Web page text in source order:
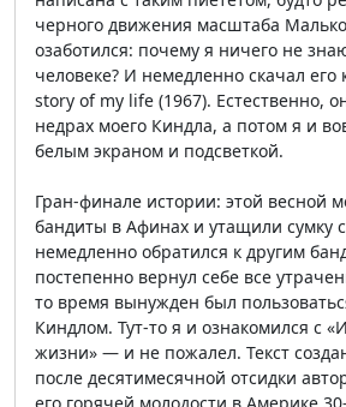
черного движения масштаба
озаботился: почему я ничего не
человеке? И немедленно скачал его
story of my life (1967). Естественно,
недрах моего Киндла, а потом я и
белым экраном и подсветкой.
Гран-финале истории: этой весной
бандиты в Афинах и утащили сумку
немедленно обратился к другим
постепенно вернул себе все
то время вынужден был
Киндлом. Тут-то я и ознакомился с
жизни» — и не пожалел. Текст
после десятимесячной отсидки